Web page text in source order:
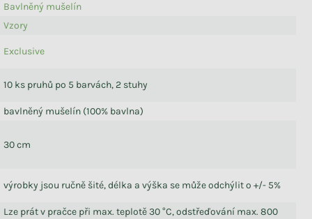
Bavlněný mušelín
Vzory
Exclusive
10 ks pruhů po 5 barvách, 2 stuhy
bavlněný mušelín (100% bavlna)
30 cm
výrobky jsou ručně šité, délka a výška se může odchýlit o +/- 5%
Lze prát v pračce při max. teplotě 30 °C, odstřeďování max. 800